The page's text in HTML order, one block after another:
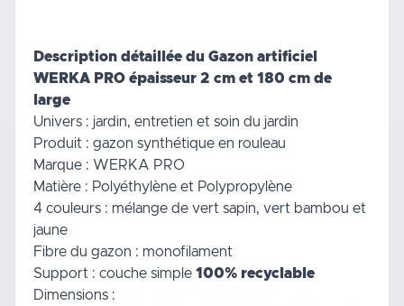
Description détaillée du Gazon artificiel
WERKA PRO épaisseur 2 cm et 180 cm de
large
Univers : jardin, entretien et soin du jardin
Produit : gazon synthétique en rouleau
Marque : WERKA PRO
Matière : Polyéthylène et Polypropylène
4 couleurs : mélange de vert sapin, vert bambou et
jaune
Fibre du gazon : monofilament
Support : couche simple 100% recyclable
Dimensions :